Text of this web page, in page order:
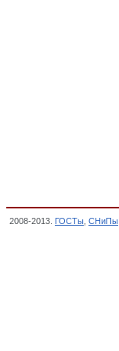
2008-2013. ГОСТы СНиПы